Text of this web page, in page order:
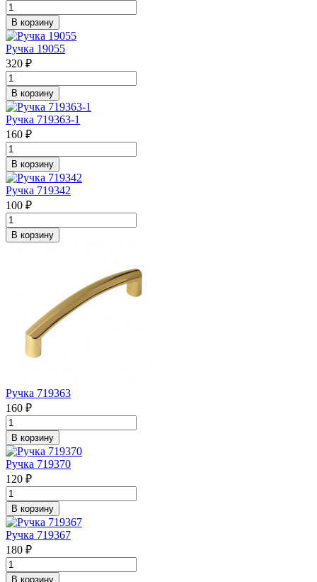
В корзину
Ручка 19055
320 ₽
В корзину
Ручка 719363-1
160 ₽
В корзину
Ручка 719342
100 ₽
В корзину
Ручка 719363
160 ₽
В корзину
Ручка 719370
120 ₽
В корзину
Ручка 719367
180 ₽
В корзину